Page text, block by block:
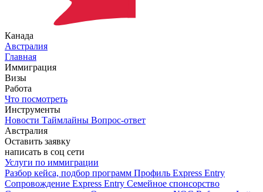
Канада
Австралия
Главная
Иммиграция
Визы
Работа
Что посмотреть
Инструменты
Новости Таймлайны Вопрос-ответ
Австралия
Оставить заявку
написать в соц сети
Услуги по иммиграции
Разбор кейса, подбор программ Профиль Express Entry
Сопровождение Express Entry Семейное спонсорство